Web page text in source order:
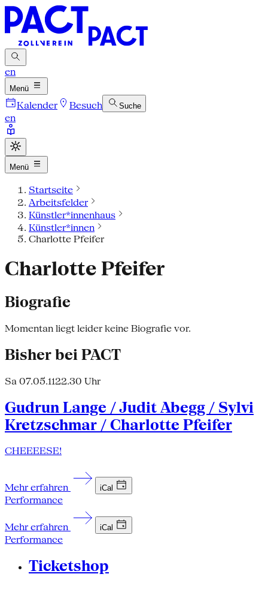
en
Menü
Kalender Besuch Suche
en
Menü
Startseite
Arbeitsfelder
Künstler*innenhaus
Künstler*innen
Charlotte Pfeifer
Charlotte Pfeifer
Biografie
Momentan liegt leider keine Biografie vor.
Bisher bei PACT
Sa 07.05.1122.30 Uhr
Gudrun Lange / Judit Abegg / Sylvi
Kretzschmar / Charlotte Pfeifer
CHEEEESE!
Mehr erfahren iCal
Performance
Mehr erfahren iCal
Performance
Ticketshop